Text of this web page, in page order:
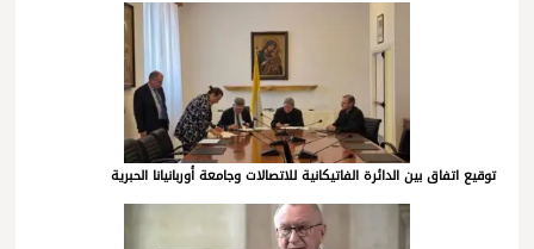
توقيع اتفاق بين الدائرة الفاتيكانية للاتصالات وجامعة أوربانيانا الحبرية